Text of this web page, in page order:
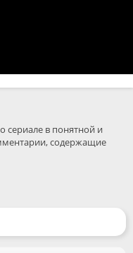
сериале в понятной и
содержащие